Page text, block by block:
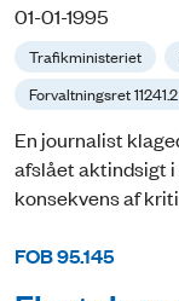
01-01-1995
Trafikministeriet
Forvaltningsret
En journalist
afslået aktindsigt i
konsekvens af
FOB 95.145